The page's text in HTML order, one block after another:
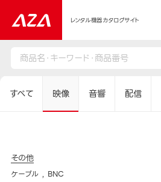
レンタル機器カタログサイト
すべて 映像 音響 配信
その他
ケーブル BNC